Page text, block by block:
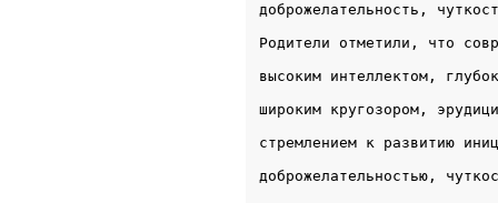
доброжелательность,
Родители отметили, что
высоким интеллектом,
широким кругозором,
стремлением к развитию
доброжелательностью,